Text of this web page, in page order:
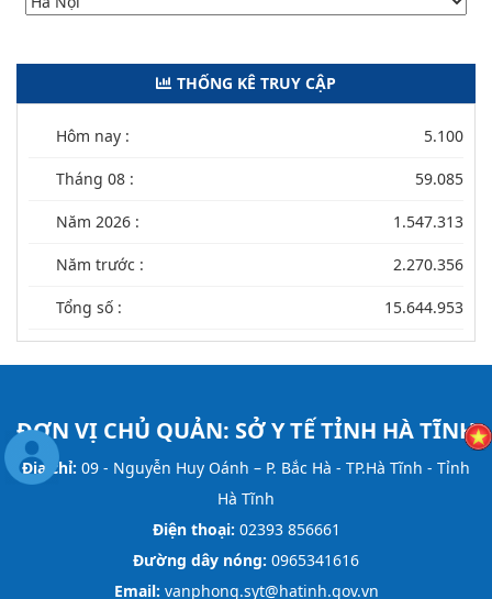
THỐNG KÊ TRUY CẬP
Hôm nay : 5.100
Tháng 08 : 59.085
Năm 2026 : 1.547.313
Năm trước : 2.270.356
Tổng số : 15.644.953
ĐƠN VỊ CHỦ QUẢN: SỞ Y TẾ TỈNH HÀ TĨNH
Địa chỉ: 09 - Nguyễn Huy Oánh – P. Bắc Hà - TP.Hà Tĩnh - Tỉnh
Hà Tĩnh
Điện thoại: 02393 856661
Đường dây nóng: 0965341616
Email: vanphong.syt@hatinh.gov.vn